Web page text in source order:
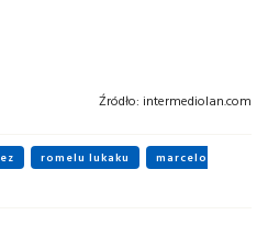
Źródło: intermediolan.com
romelu lukaku
marcelo